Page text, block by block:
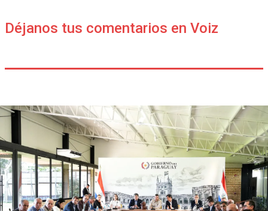
Déjanos tus comentarios en Voiz